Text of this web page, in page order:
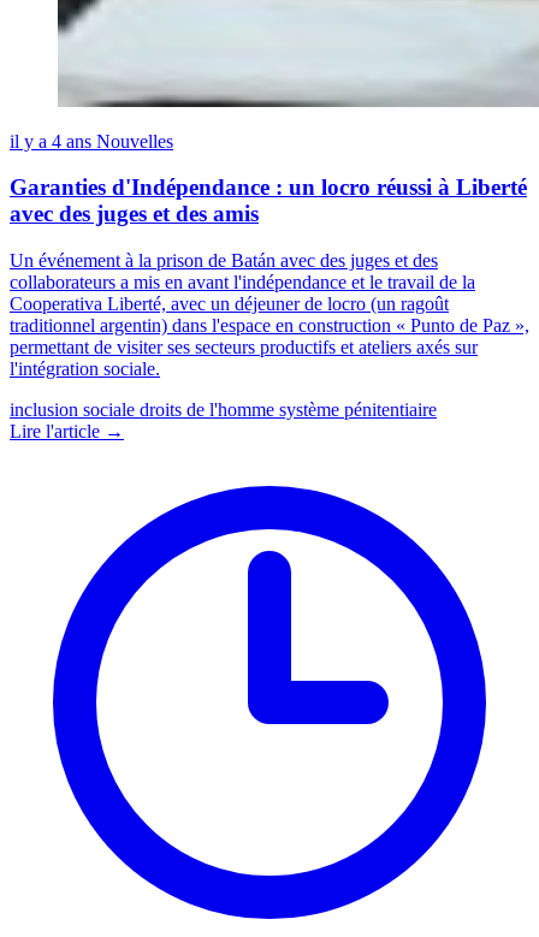
il y a 4 ans Nouvelles
Garanties d'Indépendance : un locro réussi à Liberté
avec des juges et des amis
Un événement à la prison de Batán avec des juges et des
collaborateurs a mis en avant l'indépendance et le travail de la
Cooperativa Liberté, avec un déjeuner de locro (un ragoût
traditionnel argentin) dans l'espace en construction « Punto de Paz »,
permettant de visiter ses secteurs productifs et ateliers axés sur
l'intégration sociale.
inclusion sociale droits de l'homme système pénitentiaire
Lire l'article →